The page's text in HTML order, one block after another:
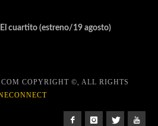
El cuartito (estreno/19 agosto)
COPYRIGHT ©, ALL RIGHTS